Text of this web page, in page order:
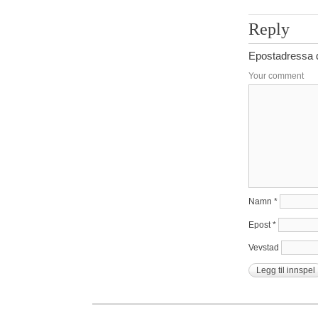
Reply
Epostadressa
Your comment
Namn *
Epost *
Vevstad